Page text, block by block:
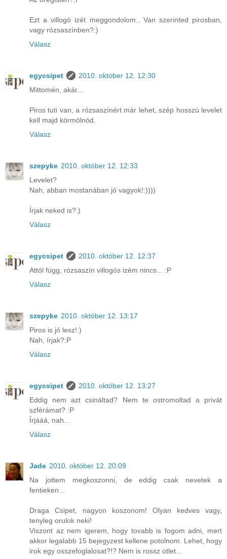
Ezt a villogó izét meggondolom.. Van szerinted pirosban,
vagy rózsaszínben?:)
Válasz
egycsipet
2010. október 12. 12:30
Mittomén, akár...
Piros tuti van, a rózsaszínért már lehet, szép hosszú levelet
kell majd körmölnöd.
Válasz
szepyke 2010. október 12. 12:33
Levelet?
Nah, abban mostanában jó vagyok!:))))
Írjak neked is?:)
Válasz
egycsipet
2010. október 12. 12:37
Attól függ, rózsaszín villogós izém nincs... :P
Válasz
szepyke 2010. október 12. 13:17
Piros is jó lesz!:)
Nah, írjak?:P
Válasz
egycsipet
2010. október 12. 13:27
Eddig nem azt csináltad? Nem te ostromoltad a privát
szférámat? :P
Írjááá, nah...
Válasz
Jade 2010. október 12. 20:09
Na jottem megkoszonni, de eddig csak nevetek a
fentieken...
Draga Csipet, nagyon koszonom! Olyan kedves vagy,
tenyleg orulok neki!
Viszont az nem igerem, hogy tovabb is fogom adni, mert
akkor legalabb 15 bejegyzest kellene potolnom. Lehet, hogy
irok egy osszefoglalosat?!? Nem is rossz otlet...